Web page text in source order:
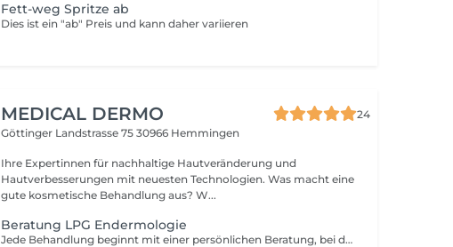
Fett-weg Spritze ab
Dies ist ein "ab" Preis und kann daher variieren
MEDICAL DERMO
24
Göttinger Landstrasse 7530966 Hemmingen
Ihre Expertinnen für nachhaltige Hautveränderung und
Hautverbesserungen mit neuesten Technologien. Was macht eine
gute kosmetische Behandlung aus? W...
Beratung LPG Endermologie
Jede Behandlung beginnt mit einer persönlichen Beratung, bei der wir Ihre individuellen Wünsche und Ziele in den Mittelpunkt stellen. Mithilfe einer gezielten Körperanalyse verschaffen wir uns ein genaueres Bild Ihrer Bedürfnisse. Auf dieser Basis erstellen wir ein maßgeschneidertes Behandlungskonzept, das optimal auf Sie abgestimmt ist. So stellen wir sicher, dass Sie die bestmöglichen Ergebnisse erzielen und sich von Anfang an gut aufgehoben fühlen.